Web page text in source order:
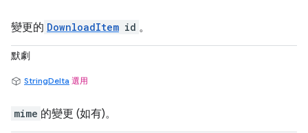
變更的 DownloadItem id 。
默劇
StringDelta 選用
mime 的變更 (如有)。